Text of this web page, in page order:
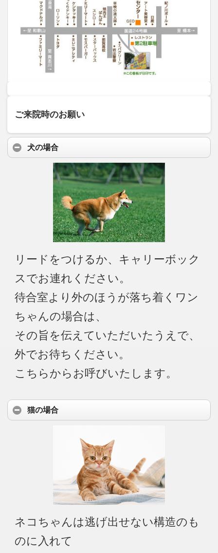
ご来院時のお願い
犬の場合
リードをつけるか、キャリーボック
スでお連れください。
待合室より外のほうが落ち着くワン
ちゃんの場合は、
その旨を伝えていただいたうえで、
外でお待ちください。
こちらからお呼びいたします。
猫の場合
ネコちゃんは逃げ出せない構造のも
のに入れて